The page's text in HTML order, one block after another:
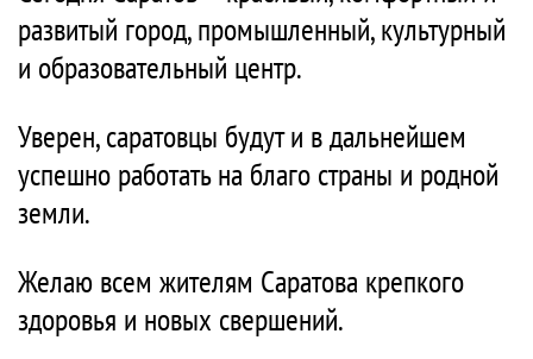
развитый город, промышленный, культурный
и образовательный центр.
Уверен, саратовцы будут и в дальнейшем
успешно работать на благо страны и родной
земли.
Желаю всем жителям Саратова крепкого
здоровья и новых свершений.